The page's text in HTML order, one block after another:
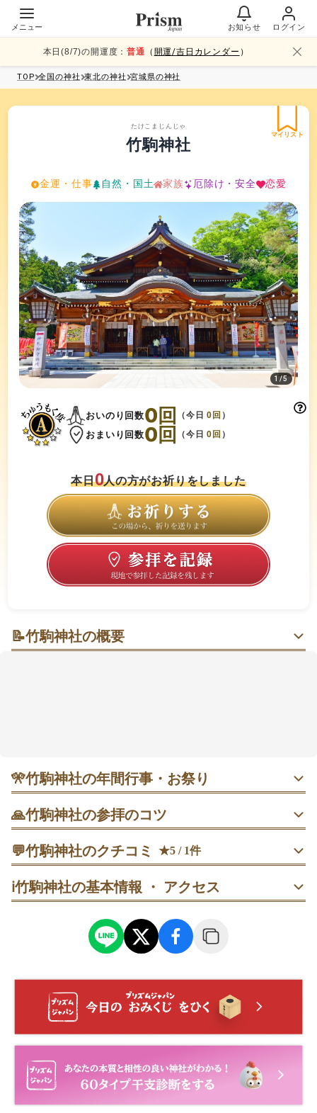
メニュー お知らせ ログイン
本日(8/7)の開運度：普通 （ 開運/吉日カレンダー ）
TOP 全国の神社 東北の神社 宮城県の神社
マイリスト
たけこまじんじゃ
竹駒神社
金運・仕事 自然・国土 家族 厄除け・安全 恋愛
1/5
おいのり回数0回 （今日0 回 ）
おまいり回数0回 （今日0 回 ）
本日0人の方がお祈りをしました
📝竹駒神社の概要
盛・五穀豊穣（ごこくほうじょう）・子宝と安産・交
通安全・良縁成就など、暮らしや節目の願いに寄り添
うご神徳が語られています。岩沼駅から徒歩圏内で、
参拝のついでに御朱印や授与品を選ぶ楽しみも広がり
ます⛩️。
🎌竹駒神社の年間行事・お祭り
7月1日 夏詣｜風鈴と風車の境内演出が話題。限定御朱印や
涼守が登場した年もあります🎐。 12月1日 月次祭｜月の節
目にお参りしたい人向き。 12月4日 煤払い神事｜年末の切
り替えに。 12月22日 冬至入祭｜季節の節目の参拝に。 12
月31日 師走大祓｜一年の区切りに。 12月31日 除夜祭｜大
🙏竹駒神社の参拝のコツ
鳥居の前で一礼してから境内へ入り、参拝後にもう一度だ
け振り返って一礼します。
拝殿で参拝してから、本殿の方向へ視線を整えて一呼吸置
拝殿参拝の後に境内を一周し、稲穂紋→白狐像の順で見つ
夏詣の開催時期に合わせて参拝し、境内装飾を見てから社
務所で授与品を確認します。
朱印をお願いして記録をスタートします。
💬竹駒神社のクチコミ ★5 / 1件
ℹ️竹駒神社の基本情報 ・ アクセス